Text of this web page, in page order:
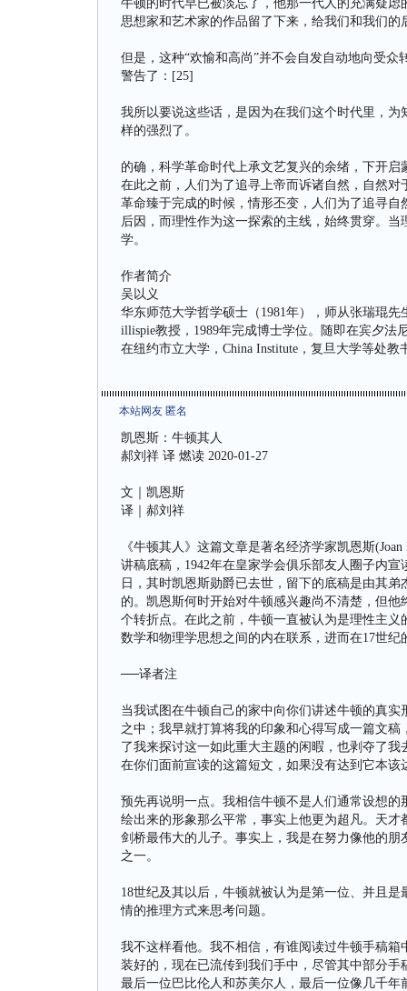
牛顿的时代早已被淡忘了，他那一代人的充满疑
思想家和艺术家的作品留了下来，给我们和我们的
但是，这种“欢愉和高尚”并不会自发自动地向受
警告了：[25]
我所以要说这些话，是因为在我们这个时代里，
样的强烈了。
的确，科学革命时代上承文艺复兴的余绪，下开
在此之前，人们为了追寻上帝而诉诸自然，自然
革命臻于完成的时候，情形丕变，人们为了追寻
后因，而理性作为这一探索的主线，始终贯穿。
学。
作者简介
吴以义
华东师范大学哲学硕士（1981年），师从张瑞琨先
illispie教授，1989年完成博士学位。随即在宾夕
在纽约市立大学，China Institute，复旦大学等处教
本站网友 匿名
凯恩斯：牛顿其人
郝刘祥 译 燃读 2020-01-27
文｜凯恩斯
译｜郝刘祥
《牛顿其人》这篇文章是著名经济学家凯恩斯
讲稿底稿，1942年在皇家学会俱乐部友人圈子内
日，其时凯恩斯勋爵已去世，留下的底稿是由其弟
的。凯恩斯何时开始对牛顿感兴趣尚不清楚，但
个转折点。在此之前，牛顿一直被认为是理性主
数学和物理学思想之间的内在联系，进而在17世
──译者注
当我试图在牛顿自己的家中向你们讲述牛顿的真
之中；我早就打算将我的印象和心得写成一篇文
了我来探讨这一如此重大主题的闲暇，也剥夺了
在你们面前宣读的这篇短文，如果没有达到它本
预先再说明一点。我相信牛顿不是人们通常设想
绘出来的形象那么平常，事实上他更为超凡。天
剑桥最伟大的儿子。事实上，我是在努力像他的
之一。
18世纪及其以后，牛顿就被认为是第一位、并且
情的推理方式来思考问题。
我不这样看他。我不相信，有谁阅读过牛顿手稿
装好的，现在已流传到我们手中，尽管其中部分
最后一位巴比伦人和苏美尔人，最后一位像几千